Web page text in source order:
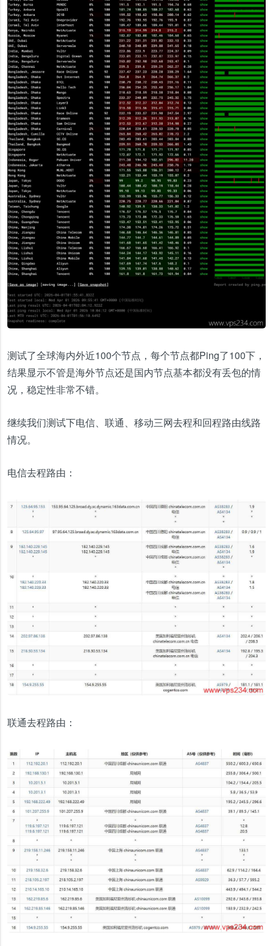
测试了全球海内外近100个节点，每个节点都Ping了100下，
结果显示不管是海外节点还是国内节点基本都没有丢包的情
况，稳定性非常不错。
继续我们测试下电信、联通、移动三网去程和回程路由线路
情况。
电信去程路由：
联通去程路由：